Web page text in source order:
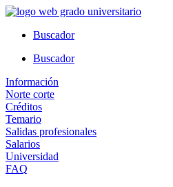
Ir
contenidoBuscador
Buscador
Información
Norte corte
Créditos
Temario
Salidas profesionales
Salarios
Universidad
FAQ